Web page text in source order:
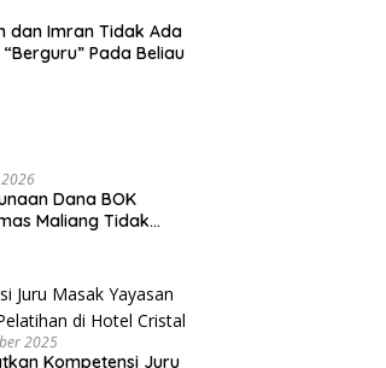
dan Imran Tidak Ada
Pada Beliau
Dana BOK
Maliang Tidak
2025
Kompetensi Juru